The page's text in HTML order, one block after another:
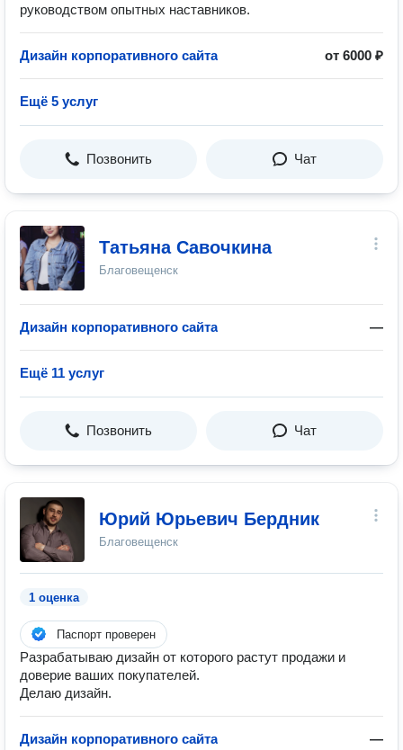
руководством опытных наставников.
Дизайн корпоративного сайта от 6000 ₽
Ещё 5 услуг
Позвонить Чат
Татьяна Савочкина
Благовещенск
Дизайн корпоративного сайта —
Ещё 11 услуг
Позвонить Чат
Юрий Юрьевич Бердник
Благовещенск
1 оценка
Паспорт проверен
Разрабатываю дизайн от которого растут продажи и
доверие ваших покупателей.
Делаю дизайн.
Дизайн корпоративного сайта
—